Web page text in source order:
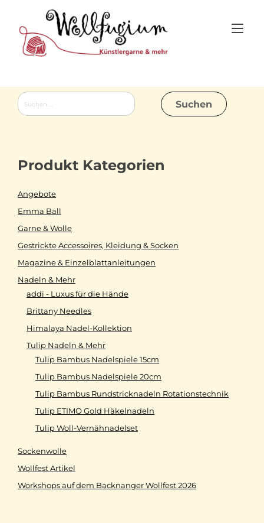
content
Suchen
nach:
Produkt Kategorien
Angebote
Emma Ball
Garne & Wolle
Gestrickte Accessoires, Kleidung & Socken
Magazine & Einzelblattanleitungen
Nadeln & Mehr
addi - Luxus für die Hände
Brittany Needles
Himalaya Nadel-Kollektion
Tulip Nadeln & Mehr
Tulip Bambus Nadelspiele 15cm
Tulip Bambus Nadelspiele 20cm
Tulip Bambus Rundstricknadeln Rotationstechnik
Tulip ETIMO Gold Häkelnadeln
Tulip Woll-Vernähnadelset
Sockenwolle
Wollfest Artikel
Workshops auf dem Backnanger Wollfest 2026